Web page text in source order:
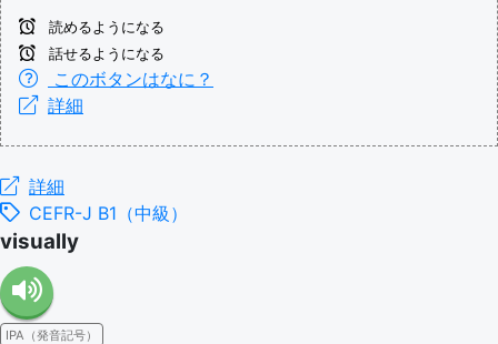
読めるようになる
話せるようになる
このボタンはなに？
詳細
詳細
CEFR-J B1（中級）
visually
IPA（発音記号）